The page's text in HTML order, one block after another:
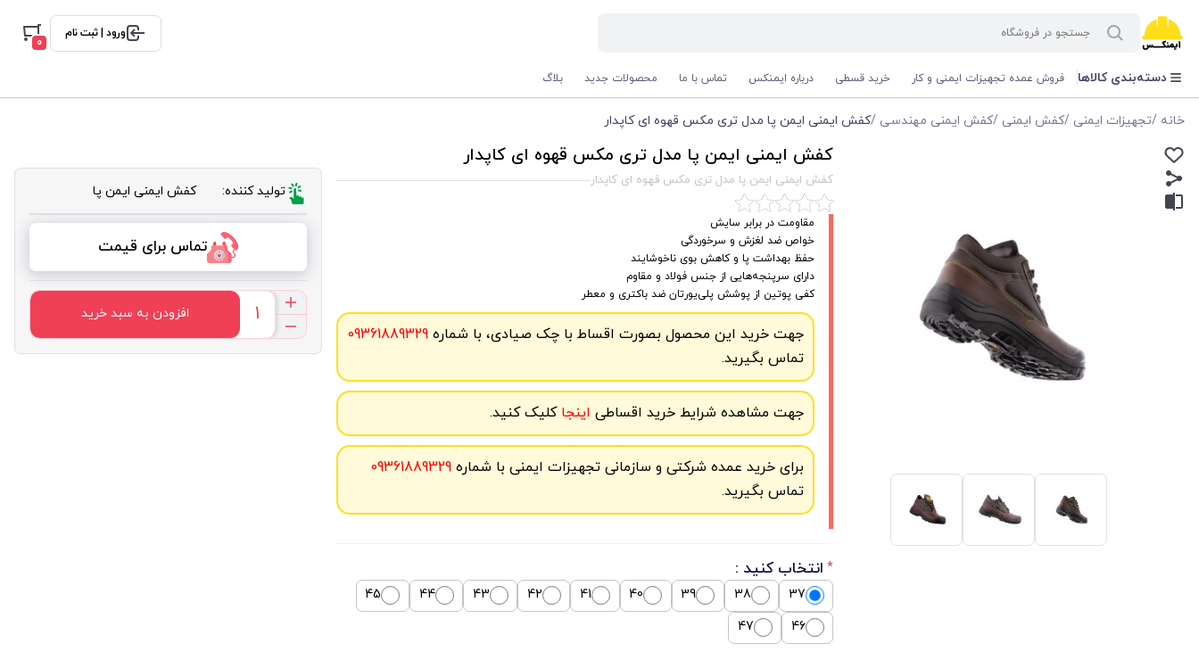
ورود | ثبت نام
0
دسته‌بندی کالاها فروش عمده تجهیزات ایمنی و کار خرید قسطی درباره ایمنکس تماس با ما محصولات جدید بلاگ
خانه /تجهیزات ایمنی /کفش ایمنی /کفش ایمنی مهندسی /کفش ایمنی ایمن پا مدل تری‌ مکس قهوه ای کاپدار
کفش ایمنی ایمن پا مدل تری‌ مکس قهوه ای کاپدار
کفش ایمنی ایمن پا مدل تری‌ مکس قهوه ای کاپدار
مقاومت در برابر سایش
خواص ضد لغزش و سرخوردگی
حفظ بهداشت پا و کاهش بوی ناخوشایند
دارای سرپنجه‌هایی از جنس فولاد و مقاوم
کفی پوتین از پوشش پلی‌یورتان ضد باکتری و معطر
جهت خرید این محصول بصورت اقساط با چک صیادی، با شماره 09361889329
تماس بگیرید.
جهت مشاهده شرایط خرید اقساطی اینجاکلیک کنید.
برای خرید عمده شرکتی و سازمانی تجهیزات ایمنی با شماره 09361889329
تماس بگیرید.
* انتخاب کنید :
37
38
39
40
41
42
43
44
45
46
47
تولید کننده: کفش ایمنی ایمن پا
تماس برای قیمت
افزودن به سبد خرید